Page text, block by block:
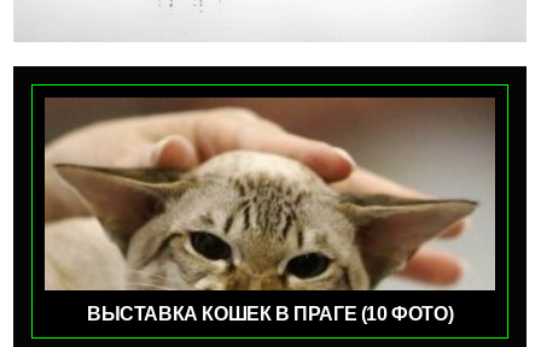
ВЫСТАВКА КОШЕК В ПРАГЕ (10 ФОТО)